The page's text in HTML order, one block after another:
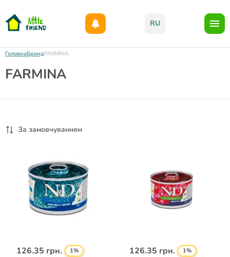
RU
ГоловнаБрендFARMINA
FARMINA
За замовчуванням
126.35 грн. 1% 126.35 грн. 1%